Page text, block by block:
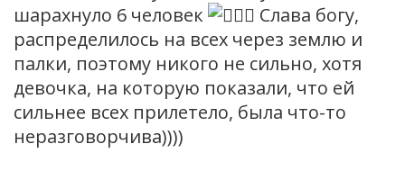
шарахнуло 6 человек
Слава богу,
распределилось на всех через землю и
палки, поэтому никого не сильно, хотя
девочка, на которую показали, что ей
сильнее всех прилетело, была что-то
неразговорчива))))